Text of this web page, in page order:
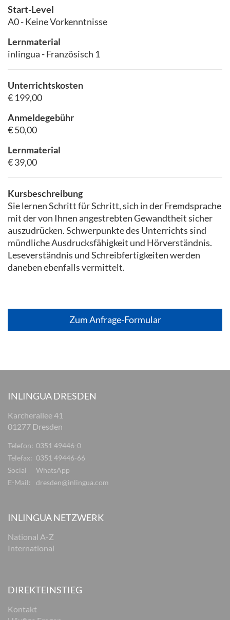
Start-Level
A0 - Keine Vorkenntnisse
Lernmaterial
inlingua - Französisch 1
Kursbeschreibung
Sie lernen Schritt für Schritt, sich in der Fremdsprache
mit der von Ihnen angestrebten Gewandtheit sicher
auszudrücken. Schwerpunkte des Unterrichts sind
mündliche Ausdrucksfähigkeit und Hörverständnis.
Leseverständnis und Schreibfertigkeiten werden
daneben ebenfalls vermittelt.
Unterrichtskosten
€ 199,00
Anmeldegebühr
€ 50,00
Lernmaterial
€ 39,00
Zum Anfrage-Formular
INLINGUA DRESDEN
Karcherallee 41
01277 Dresden
Telefon: 0351 49446-0
Telefax: 0351 49446-66
Social
WhatsApp
E-Mail:
dresden@inlingua.com
INLINGUA NETZWERK
National A-Z
International
DIREKTEINSTIEG
Kontakt